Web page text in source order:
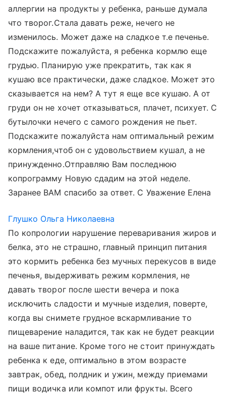
аллергии на продукты у ребенка, раньше думала
что творог.Стала давать реже, нечего не
изменилось. Может даже на сладкое т.е печенье.
Подскажите пожалуйста, я ребенка кормлю еще
грудью. Планирую уже прекратить, так как я
кушаю все практически, даже сладкое. Может это
сказывается на нем? А тут я еще все кушаю. А от
груди он не хочет отказываться, плачет, психует. С
бутылочки нечего с самого рождения не пьет.
Подскажите пожалуйста нам оптимальный режим
кормления,чтоб он с удовольствием кушал, а не
принужденно.Отправляю Вам последнюю
копрограмму Новую сдадим на этой неделе.
Заранее ВАМ спасибо за ответ. С Уважение Елена
Глушко Ольга Николаевна
По копрологии нарушение переваривания жиров и
белка, это не страшно, главный принцип питания
это кормить ребенка без мучных перекусов в виде
печенья, выдерживать режим кормления, не
давать творог после шести вечера и пока
исключить сладости и мучные изделия, поверте,
когда вы снимете грудное вскармливание то
пищеварение наладится, так как не будет реакции
на ваше питание. Кроме того не стоит принуждать
ребенка к еде, оптимально в этом возрасте
завтрак, обед, полдник и ужин, между приемами
пищи водичка или компот или фрукты. Всего